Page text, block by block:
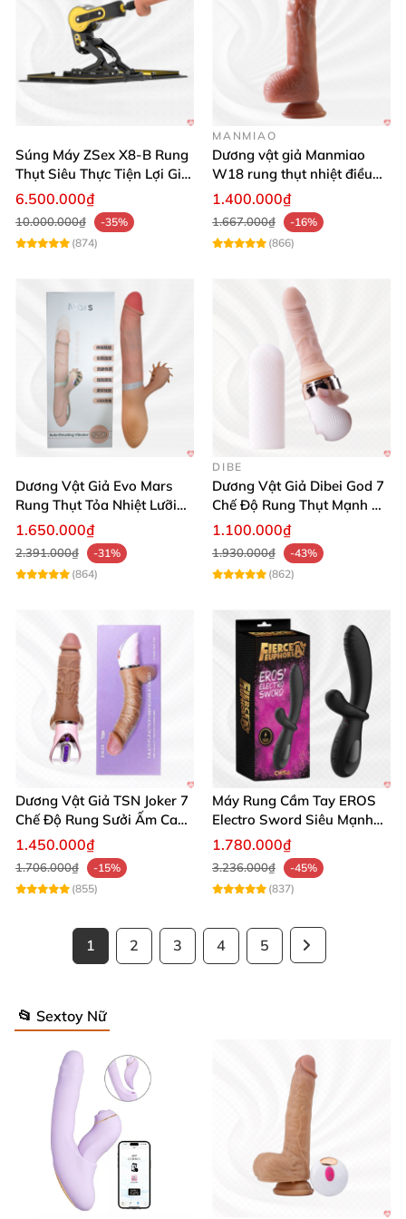
Súng Máy ZSex X8-B Rung
Thụt Siêu Thực Tiện Lợi Giá
Tốt
6.500.000₫
10.000.000₫
-35%
(874)
MANMIAO
Dương vật giả Manmiao
W18 rung thụt nhiệt điều
khiển từ xa
1.400.000₫
1.667.000₫
-16%
(866)
Dương Vật Giả Evo Mars
Rung Thụt Tỏa Nhiệt Lưỡi
Liếm Cao Cấp
1.650.000₫
2.391.000₫
-31%
(864)
DIBE
Dương Vật Giả Dibei God 7
Chế Độ Rung Thụt Mạnh Mẽ
Tỏa Nhiệt Kích Thích
1.100.000₫
1.930.000₫
-43%
(862)
Dương Vật Giả TSN Joker 7
Chế Độ Rung Sưởi Ấm Cao
Cấp
1.450.000₫
1.706.000₫
-15%
(855)
Máy Rung Cầm Tay EROS
Electro Sword Siêu Mạnh
Giúp Thư Giãn
1.780.000₫
3.236.000₫
-45%
(837)
1 2 3 4 5
📂 Sextoy Nữ